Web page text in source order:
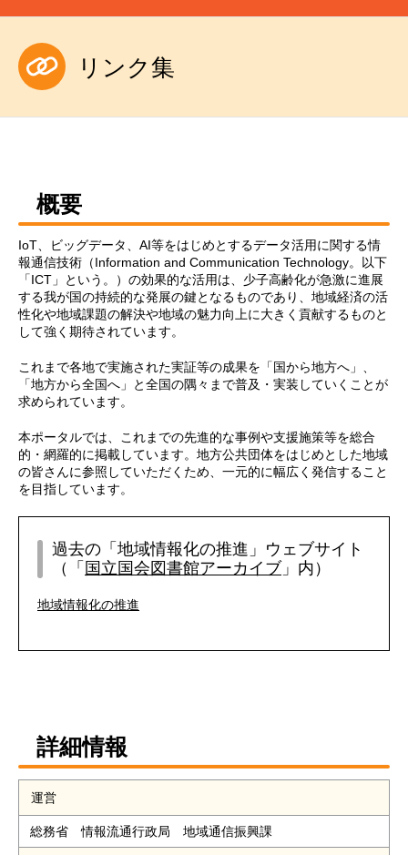
リンク集
概要
IoT、ビッグデータ、AI等をはじめとするデータ活用に関する情
報通信技術（Information and Communication Technology。以下
「ICT」という。）の効果的な活用は、少子高齢化が急激に進展
する我が国の持続的な発展の鍵となるものであり、地域経済の活
性化や地域課題の解決や地域の魅力向上に大きく貢献するものと
して強く期待されています。
これまで各地で実施された実証等の成果を「国から地方へ」、
「地方から全国へ」と全国の隅々まで普及・実装していくことが
求められています。
本ポータルでは、これまでの先進的な事例や支援施策等を総合
的・網羅的に掲載しています。地方公共団体をはじめとした地域
の皆さんに参照していただくため、一元的に幅広く発信すること
を目指しています。
過去の「地域情報化の推進」ウェブサイト
（「 国立国会図書館アーカイブ 」内）
地域情報化の推進
詳細情報
運営
総務省 情報流通行政局 地域通信振興課